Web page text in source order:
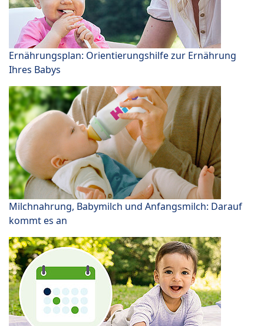
Ernährungsplan: Orientierungshilfe zur Ernährung
Ihres Babys
Milchnahrung, Babymilch und Anfangsmilch: Darauf
kommt es an